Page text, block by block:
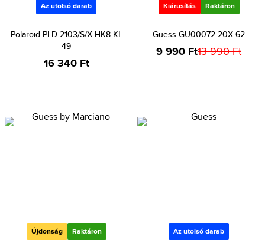
Az utolsó darab
Polaroid PLD 2103/S/X HK8 KL
49
16 340 Ft
Kiárusítás Raktáron
Guess GU00072 20X 62
9 990 Ft13 990 Ft
Újdonság Raktáron Az utolsó darab